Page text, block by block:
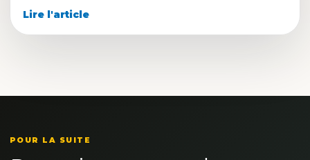
Lire l'article
POUR LA SUITE